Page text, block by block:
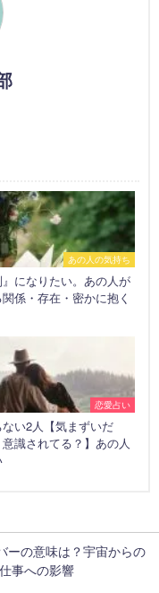
あの人の気持ち
』になりたい。あの人が
係・存在・密かに抱く
恋愛占い
ない2人【気まずいだ
識されてる？】あの人
ーの意味は？宇宙からの
事への影響